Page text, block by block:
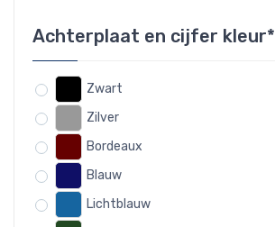
Achterplaat en cijfer kleur*
Zwart
Zilver
Bordeaux
Blauw
Lichtblauw